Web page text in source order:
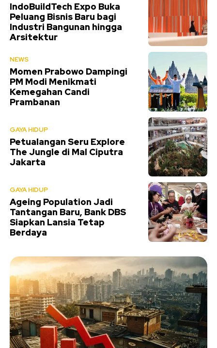
IndoBuildTech Expo Buka
Peluang Bisnis Baru bagi
Industri Bangunan hingga
Arsitektur
NEWS
Momen Prabowo Dampingi
PM Modi Menikmati
Kemegahan Candi
Prambanan
GAYA HIDUP
Petualangan Seru Explore
The Jungle di Mal Ciputra
Jakarta
GAYA HIDUP
Ageing Population Jadi
Tantangan Baru, Bank DBS
Siapkan Lansia Tetap
Berdaya